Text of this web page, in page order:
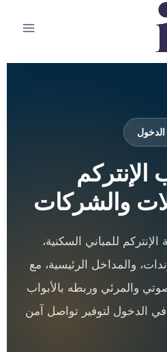
الدخول
والشركات
للمباني السكنية،
والمداخل الرئيسية، مع
والمرئي وربطه بالأبواب
في الدخول لتوفير تواصل آمن